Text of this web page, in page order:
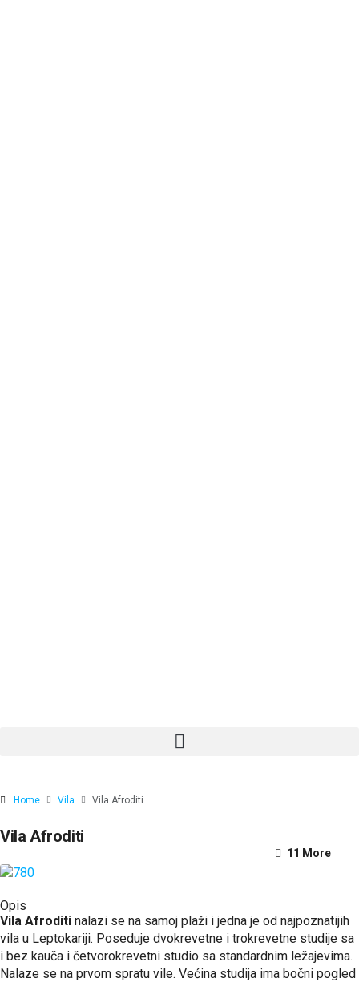
Home Vila Vila Afroditi
Vila Afroditi
7 More
11 More
Opis
Vila Afroditi nalazi se na samoj plaži i jedna je od najpoznatijih
vila u Leptokariji. Poseduje dvokrevetne i trokrevetne studije sa
i bez kauča i četvorokrevetni studio sa standardnim ležajevima.
Nalaze se na prvom spratu vile. Većina studija ima bočni pogled